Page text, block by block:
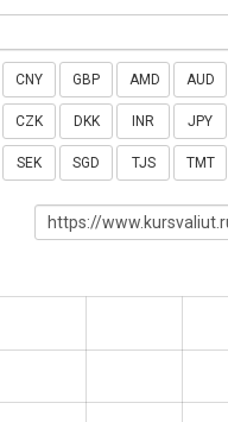
CNY GBP AMD AUD
CZK DKK INR JPY
SEK SGD TJS TMT